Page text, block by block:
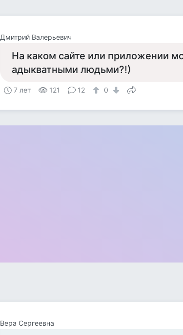
Дмитрий Валерьевич
На каком сайте или приложении
адыкватными людьми?!)
7 лет 121 12 0
Вера Сергеевна